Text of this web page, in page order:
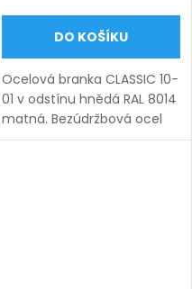
DO KOŠÍKU
Ocelová branka CLASSIC 10-
01 v odstínu hnědá RAL 8014
matná. Bezúdržbová ocel
(žárový zinek + práškový